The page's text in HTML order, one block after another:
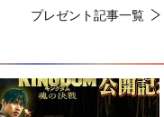
プレゼント記事一覧